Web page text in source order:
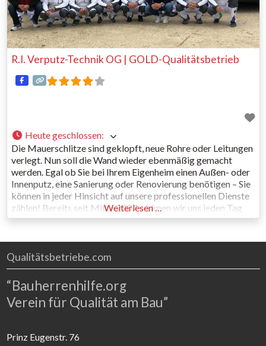
R.I. Verputz-Technik OG | GOLD-Qualitätsbetrieb
Heute geschlossen:
Die Mauerschlitze sind geklopft, neue Rohre oder Leitungen
verlegt. Nun soll die Wand wieder ebenmäßig gemacht
werden. Egal ob Sie bei Ihrem Eigenheim einen Außen- oder
Innenputz, eine Sanierung oder Renovierung benötigen – Sie
können in jeder Hinsicht auf unsere professionellen Dienste
zählen! Bereits seit Mitte 2007 widmen wir uns jeden Tag
aufs Neue den Oberflächen von Einfamilienhäusern und
Weiterlesen …
Qualitätsbetriebe.com
“Bauherrenhilfe.org
Verein für Qualität am Bau”
Prinz Eugenstr. 76